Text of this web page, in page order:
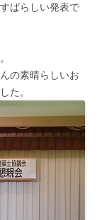
ばらしい発表で
の素晴らしいお
た。